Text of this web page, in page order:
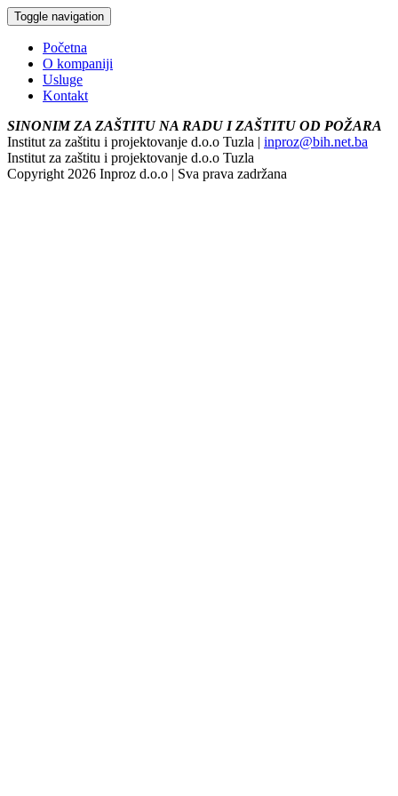
Toggle navigation
Početna
O kompaniji
Usluge
Kontakt
SINONIM ZA ZAŠTITU NA RADU I ZAŠTITU OD POŽARA
Institut za zaštitu i projektovanje d.o.o Tuzla | inproz@bih.net.ba
Institut za zaštitu i projektovanje d.o.o Tuzla
Copyright 2026 Inproz d.o.o | Sva prava zadržana